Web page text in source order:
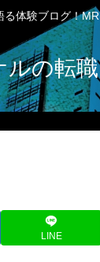
体験ブログ！
ルの転
LINE